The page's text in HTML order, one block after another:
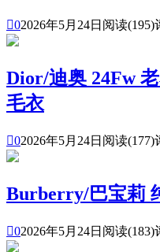
02026年5月24日 阅读(195)
Dior/迪奥 24Fw
毛衣
02026年5月24日 阅读(177)
Burberry/巴宝莉
02026年5月24日 阅读(183)